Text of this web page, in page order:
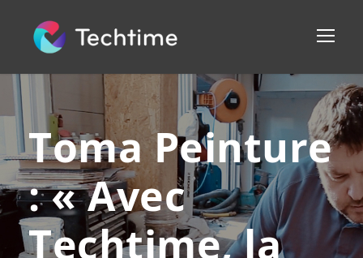
Toma Peinture
: « Avec
Techtime, la